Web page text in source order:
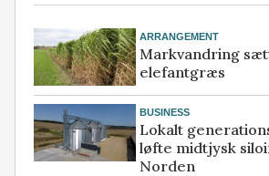
ARRANGEMENT
Markvandring
elefantgræs
BUSINESS
Lokalt
løfte midtjysk
Norden